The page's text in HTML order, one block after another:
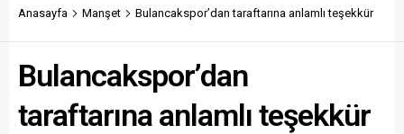
Anasayfa Manşet Bulancakspor’dan taraftarına anlamlı teşekkür
Bulancakspor’dan
taraftarına anlamlı teşekkür